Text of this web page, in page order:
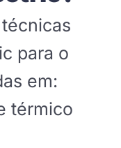
para o
em:
térmico